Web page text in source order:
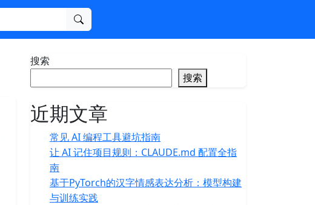
搜索
搜索
搜索
近期文章
常见 AI 编程工具避坑指南
让 AI 记住项目规则：CLAUDE.md 配置全指
南
基于PyTorch的汉字情感表达分析：模型构建
与训练实践